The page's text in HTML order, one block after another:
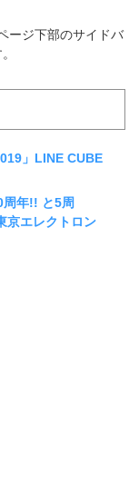
ージ下部のサイドバ
」LINE CUBE
年!! と5周
京エレクトロン